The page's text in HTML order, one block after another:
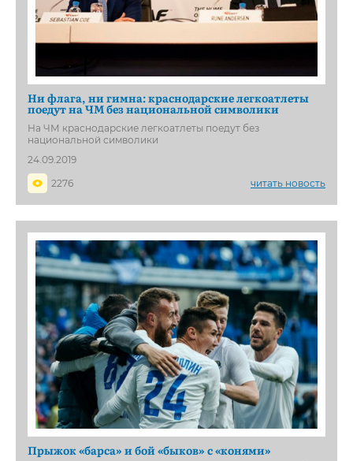
Ни флага, ни гимна: краснодарские легкоатлеты
поедут на ЧМ без национальной символики
На ЧМ краснодарские легкоатлеты поедут без
национальной символики
24.09.2019
2276
читать новость
Прыжок «барса» и бой «быков» с «конями»